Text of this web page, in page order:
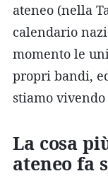
ateneo (nella
calendario
momento le
propri bandi,
stiamo vivendo
La cosa
ateneo fa